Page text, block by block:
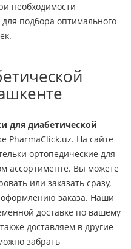
необходимости
подбора оптимального
для диабетической
PharmaClick.uz. На сайте
ортопедические для
ассортименте. Вы можете
или заказать сразу,
оформлению заказа. Наши
доставке по вашему
доставляем в другие
забрать